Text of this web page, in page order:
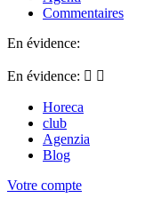
Commentaires
En évidence:
En évidence:  
Horeca
club
Agenzia
Blog
Votre compte